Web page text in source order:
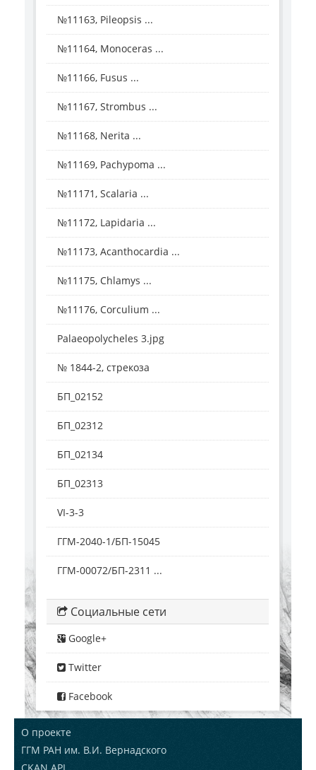
№11163, Pileopsis ...
№11164, Monoceras ...
№11166, Fusus ...
№11167, Strombus ...
№11168, Nerita ...
№11169, Pachypoma ...
№11171, Scalaria ...
№11172, Lapidaria ...
№11173, Acanthocardia ...
№11175, Chlamys ...
№11176, Corculium ...
Palaeopolycheles 3.jpg
№ 1844-2, стрекоза
БП_02152
БП_02312
БП_02134
БП_02313
VI-3-3
ГГМ-2040-1/БП-15045
ГГМ-00072/БП-2311 ...
Социальные сети
Google+
Twitter
Facebook
О проекте
ГГМ РАН им. В.И. Вернадского
CKAN API